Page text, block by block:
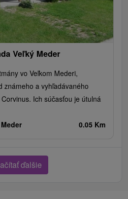
Veľký Meder
vo Veľkom Mederi,
známeho a vyhľadávaného
Ich súčasťou je útulná
0.05 Km
ďalšie